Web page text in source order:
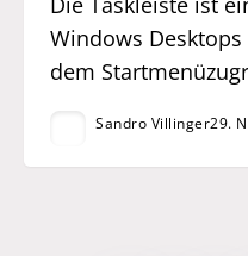
Windows
dem
Sandro Villinger29.